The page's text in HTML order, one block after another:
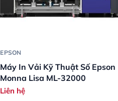
EPSON
Máy In Vải Kỹ Thuật Số Epson
Monna Lisa ML-32000
Liên hệ